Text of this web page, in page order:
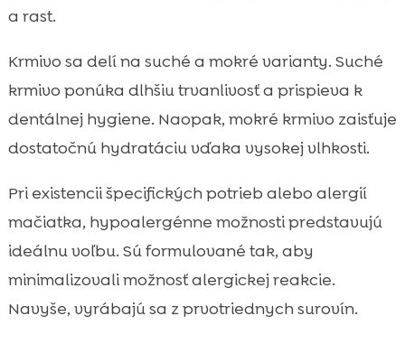
a rast.
Krmivo sa delí na suché a mokré varianty. Suché
krmivo ponúka dlhšiu trvanlivosť a prispieva k
dentálnej hygiene. Naopak, mokré krmivo zaisťuje
dostatočnú hydratáciu vďaka vysokej vlhkosti.
Pri existencii špecifických potrieb alebo alergií
mačiatka, hypoalergénne možnosti predstavujú
ideálnu voľbu. Sú formulované tak, aby
minimalizovali možnosť alergickej reakcie.
Navyše, vyrábajú sa z prvotriednych surovín.